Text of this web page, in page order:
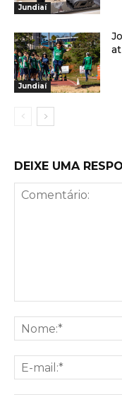
Jundiaí
Jundiaí
DEIXE UMA